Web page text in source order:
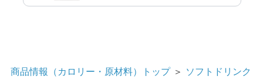
商品情報（カロリー・原材料）トップ ＞
ソフトドリンク